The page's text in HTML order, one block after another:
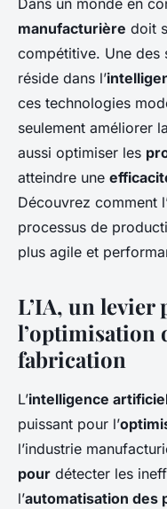
Comment
de
Lucas•18 septembre
Dans un monde en
manufacturière doit
compétitive. Une des
réside dans l’
ces technologies
seulement améliorer la
aussi optimiser les
atteindre une
Découvrez comment
processus de
plus agile et
L’IA, un levier
l’optimisation
fabrication
L’intelligence
puissant pour l’
l’industrie
pour détecter les
l’automatisation des